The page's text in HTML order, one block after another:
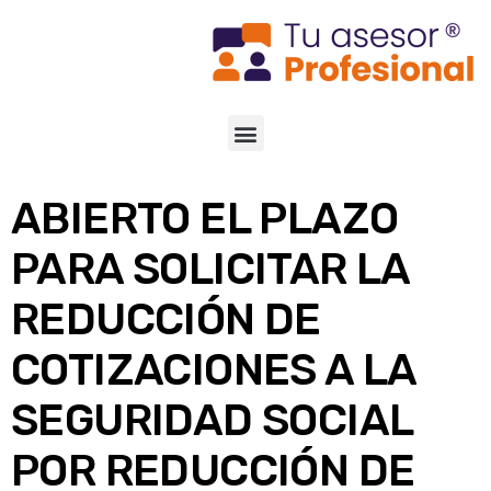
ABIERTO EL PLAZO
PARA SOLICITAR LA
REDUCCIÓN DE
COTIZACIONES A LA
SEGURIDAD SOCIAL
POR REDUCCIÓN DE